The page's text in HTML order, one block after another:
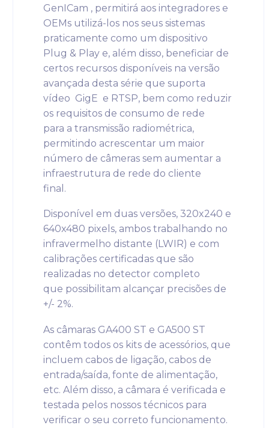
GenICam , permitirá aos integradores e
OEMs utilizá-los nos seus sistemas
praticamente como um dispositivo
Plug & Play e, além disso, beneficiar de
certos recursos disponíveis na versão
avançada desta série que suporta
vídeo GigE e RTSP, bem como reduzir
os requisitos de consumo de rede
para a transmissão radiométrica,
permitindo acrescentar um maior
número de câmeras sem aumentar a
infraestrutura de rede do cliente
final.
Disponível em duas versões, 320x240 e
640x480 pixels, ambos trabalhando no
infravermelho distante (LWIR) e com
calibrações certificadas que são
realizadas no detector completo
que possibilitam alcançar precisões de
+/- 2%.
As câmaras GA400 ST e GA500 ST
contêm todos os kits de acessórios, que
incluem cabos de ligação, cabos de
entrada/saída, fonte de alimentação,
etc. Além disso, a câmara é verificada e
testada pelos nossos técnicos para
verificar o seu correto funcionamento.